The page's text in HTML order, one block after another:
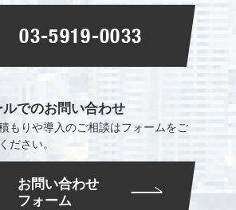
03-5919-0033
ルでのお問い合わせ
もりや導入のご相談はフォームをご
ださい。
お問い合わせ
フォーム